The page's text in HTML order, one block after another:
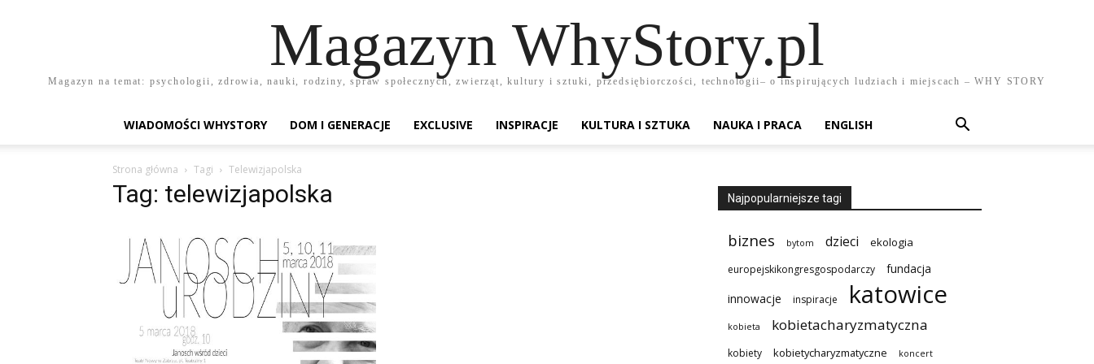
Magazyn WhyStory.pl
Magazyn na temat: psychologii, zdrowia, nauki, rodziny, spraw społecznych, zwierząt, kultury i sztuki, przedsiębiorczości, technologii– o inspirujących ludziach i miejscach – WHY STORY
WIADOMOŚCI WHYSTORY DOM I GENERACJE EXCLUSIVE INSPIRACJE KULTURA I SZTUKA NAUKA I PRACA ENGLISH
Strona główna Tagi Telewizjapolska
Tag: telewizjapolska Najpopularniejsze tagi
biznes bytom dzieci ekologia
europejskikongresgospodarczy fundacja
innowacje inspiracje katowice
kobieta kobietacharyzmatyczna
kobiety kobietycharyzmatyczne koncert